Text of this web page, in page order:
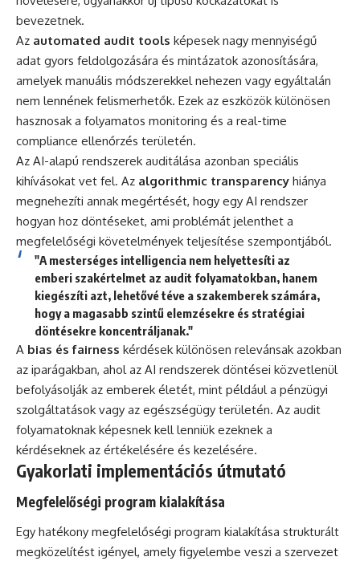
bevezetnek.
Az automated audit tools képesek nagy mennyiségű
adat gyors feldolgozására és mintázatok azonosítására,
amelyek manuális módszerekkel nehezen vagy egyáltalán
nem lennének felismerhetők. Ezek az eszközök különösen
hasznosak a folyamatos monitoring és a real-time
compliance ellenőrzés területén.
Az AI-alapú rendszerek auditálása azonban speciális
kihívásokat vet fel. Az algorithmic transparency hiánya
megnehezíti annak megértését, hogy egy AI rendszer
hogyan hoz döntéseket, ami problémát jelenthet a
megfelelőségi követelmények teljesítése szempontjából.
"A mesterséges intelligencia nem helyettesíti az
emberi szakértelmet az audit folyamatokban, hanem
kiegészíti azt, lehetővé téve a szakemberek számára,
hogy a magasabb szintű elemzésekre és stratégiai
döntésekre koncentráljanak."
A bias és fairness kérdések különösen relevánsak azokban
az iparágakban, ahol az AI rendszerek döntései közvetlenül
befolyásolják az emberek életét, mint például a pénzügyi
szolgáltatások vagy az egészségügy területén. Az audit
folyamatoknak képesnek kell lenniük ezeknek a
kérdéseknek az értékelésére és kezelésére.
Gyakorlati implementációs útmutató
Megfelelőségi program kialakítása
Egy hatékony megfelelőségi program kialakítása strukturált
megközelítést igényel, amely figyelembe veszi a szervezet